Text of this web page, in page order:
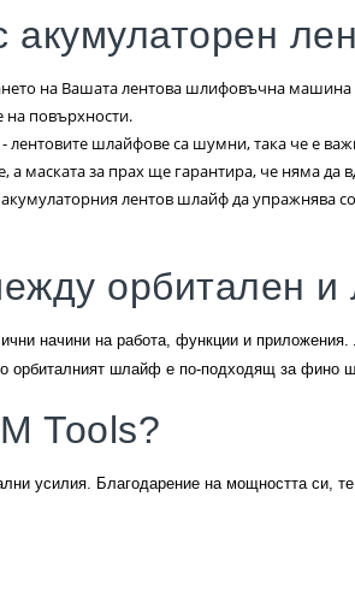
акумулаторен
на Вашата лентова шлифовъчна
на повърхности.
- лентовите шлайфове са шумни, така че е
а маската за прах ще гарантира, че няма да
акумулаторния лентов шлайф да упражнява
орбитален
начини на работа, функции и
орбиталният шлайф е по-подходящ за фино
Tools?
усилия. Благодарение на мощността си,